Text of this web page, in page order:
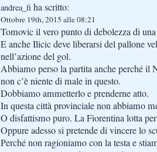
andrea_fi ha scritto:
Ottobre 19th, 2015 alle 08:21
Tomovic il vero punto di debolezza di
E anche Ilicic deve liberarsi del pallone
nell’azione del gol.
Abbiamo perso la partita anche perché il
non c’è niente di male in questo.
Dobbiamo ammetterlo e prenderne atto.
In questa città provinciale non abbiamo
O disfattismo puro. La Fiorentina lotta
Oppure adesso si pretende di vincere lo
Perché non ragioniamo con la testa e